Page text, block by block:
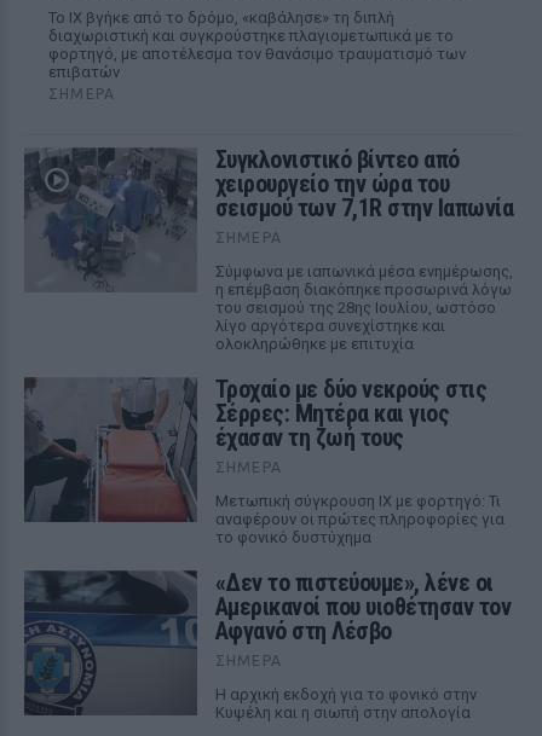
Το ΙΧ βγήκε από το δρόμο, «καβάλησε» τη διπλή
διαχωριστική και συγκρούστηκε πλαγιομετωπικά με το
φορτηγό, με αποτέλεσμα τον θανάσιμο τραυματισμό των
επιβατών
ΣΉΜΕΡΑ
Συγκλονιστικό βίντεο από
χειρουργείο την ώρα του
σεισμού των 7,1R στην Ιαπωνία
ΣΉΜΕΡΑ
Σύμφωνα με ιαπωνικά μέσα ενημέρωσης,
η επέμβαση διακόπηκε προσωρινά λόγω
του σεισμού της 28ης Ιουλίου, ωστόσο
λίγο αργότερα συνεχίστηκε και
ολοκληρώθηκε με επιτυχία
Τροχαίο με δύο νεκρούς στις
Σέρρες: Μητέρα και γιος
έχασαν τη ζωή τους
ΣΉΜΕΡΑ
Μετωπική σύγκρουση ΙΧ με φορτηγό: Τι
αναφέρουν οι πρώτες πληροφορίες για
το φονικό δυστύχημα
«Δεν το πιστεύουμε», λένε οι
Αμερικανοί που υιοθέτησαν τον
Αφγανό στη Λέσβο
ΣΉΜΕΡΑ
Η αρχική εκδοχή για το φονικό στην
Κυψέλη και η σιωπή στην απολογία